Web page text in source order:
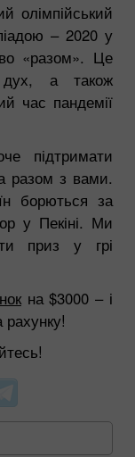
олімпійський
– 2020 у
«разом». Це
дух, а також
час пандемії
підтримати
разом з вами.
борються за
у Пекіні. Ми
приз у грі
на $3000 – і